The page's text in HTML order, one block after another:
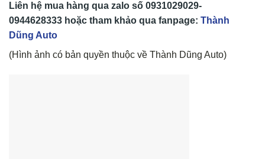
Liên hệ mua hàng qua zalo số 0931029029-
0944628333 hoặc tham khảo qua fanpage: Thành
Dũng Auto
(Hình ảnh có bản quyền thuộc về Thành Dũng Auto)